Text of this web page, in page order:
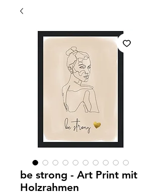
be strong - Art Print mit
Holzrahmen